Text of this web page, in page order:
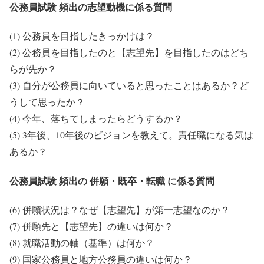
公務員試験 頻出の志望動機に係る質問
(1) 公務員を目指したきっかけは？
(2) 公務員を目指したのと【志望先】を目指したのはどち
らが先か？
(3) 自分が公務員に向いていると思ったことはあるか？ど
うして思ったか？
(4) 今年、落ちてしまったらどうするか？
(5) 3年後、10年後のビジョンを教えて。責任職になる気は
あるか？
公務員試験 頻出の 併願・既卒・転職 に係る質問
(6) 併願状況は？なぜ【志望先】が第一志望なのか？
(7) 併願先と【志望先】の違いは何か？
(8) 就職活動の軸（基準）は何か？
(9) 国家公務員と地方公務員の違いは何か？